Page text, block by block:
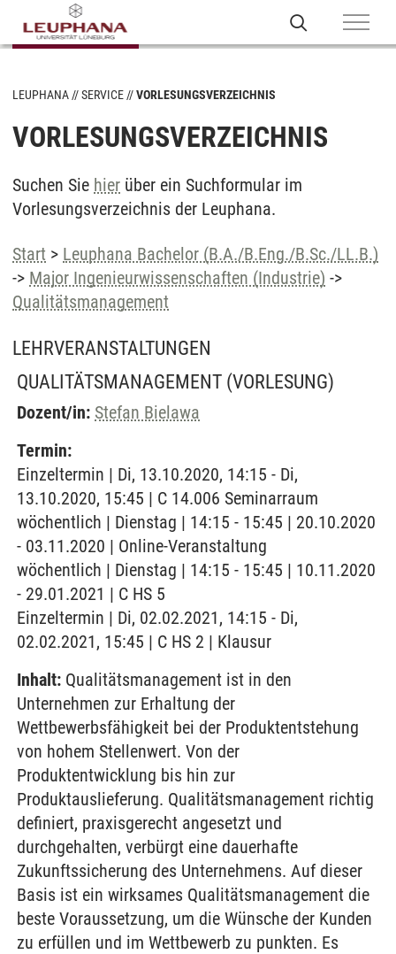
LEUPHANA SERVICE VORLESUNGSVERZEICHNIS
VORLESUNGSVERZEICHNIS
Suchen Sie hier über ein Suchformular im
Vorlesungsverzeichnis der Leuphana.
Start > Leuphana Bachelor (B.A./B.Eng./B.Sc./LL.B.)
-> Major Ingenieurwissenschaften (Industrie) ->
Qualitätsmanagement
LEHRVERANSTALTUNGEN
QUALITÄTSMANAGEMENT (VORLESUNG)
Dozent/in: Stefan Bielawa
Termin:
Einzeltermin | Di, 13.10.2020, 14:15 - Di,
13.10.2020, 15:45 | C 14.006 Seminarraum
wöchentlich | Dienstag | 14:15 - 15:45 | 20.10.2020
- 03.11.2020 | Online-Veranstaltung
wöchentlich | Dienstag | 14:15 - 15:45 | 10.11.2020
- 29.01.2021 | C HS 5
Einzeltermin | Di, 02.02.2021, 14:15 - Di,
02.02.2021, 15:45 | C HS 2 | Klausur
Inhalt: Qualitätsmanagement ist in den
Unternehmen zur Erhaltung der
Wettbewerbsfähigkeit bei der Produktentstehung
von hohem Stellenwert. Von der
Produktentwicklung bis hin zur
Produktauslieferung. Qualitätsmanagement richtig
definiert, praxisgerecht angesetzt und
durchgehalten, verbürgt eine dauerhafte
Zukunftssicherung des Unternehmens. Auf dieser
Basis ist ein wirksames Qualitätsmanagement die
beste Voraussetzung, um die Wünsche der Kunden
zu erfüllen und im Wettbewerb zu punkten. Es